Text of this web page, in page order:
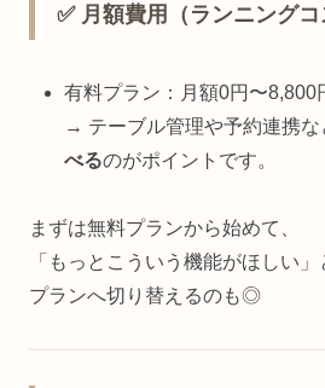
✅ 月額費用（ランニングコ
有料プラン：月額0円〜8,800
→ テーブル管理や予約連携な
べるのがポイントです。
まずは無料プランから始めて、
「もっとこういう機能がほしい
プランへ切り替えるのも◎